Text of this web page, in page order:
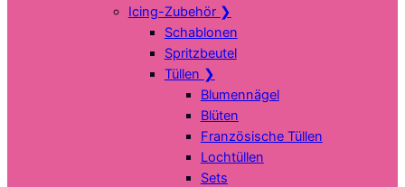
Icing-Zubehör ❯
Schablonen
Spritzbeutel
Tüllen ❯
Blumennägel
Blüten
Französische Tüllen
Lochtüllen
Sets